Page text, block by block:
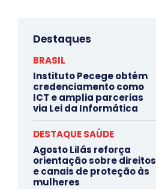
Destaques
BRASIL
Instituto Pecege obtém
credenciamento como
ICT e amplia parcerias
via Lei da Informática
DESTAQUE SAÚDE
Agosto Lilás reforça
orientação sobre direitos
e canais de proteção às
mulheres